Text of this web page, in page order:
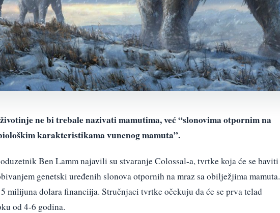
ne bi trebale nazivati mamutima, već “slonovima otpornim na
karakteristikama vunenog mamuta”.
Ben Lamm najavili su stvaranje Colossal-a, tvrtke koja će se baviti
genetski uređenih slonova otpornih na mraz sa obilježjima mamuta.
milijuna dolara financiija. Stručnjaci tvrtke očekuju da će se prva telad
od 4-6 godina.